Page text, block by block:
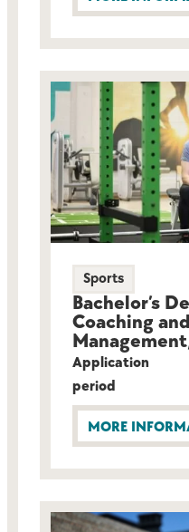
Sports
Bachelor’s
Coaching
Application
period
MORE